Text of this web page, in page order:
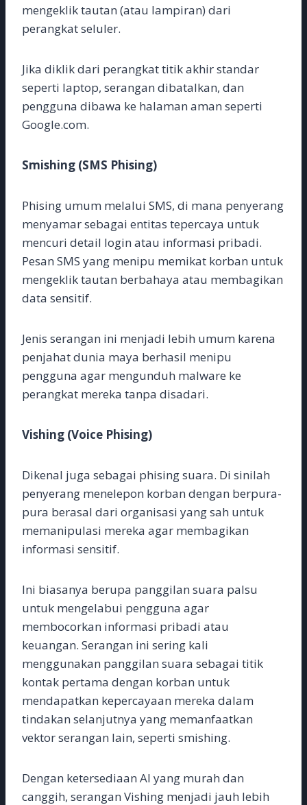
mengeklik tautan (atau lampiran) dari
perangkat seluler.
Jika diklik dari perangkat titik akhir standar
seperti laptop, serangan dibatalkan, dan
pengguna dibawa ke halaman aman seperti
Google.com.
Smishing (SMS Phising)
Phising umum melalui SMS, di mana penyerang
menyamar sebagai entitas tepercaya untuk
mencuri detail login atau informasi pribadi.
Pesan SMS yang menipu memikat korban untuk
mengeklik tautan berbahaya atau membagikan
data sensitif.
Jenis serangan ini menjadi lebih umum karena
penjahat dunia maya berhasil menipu
pengguna agar mengunduh malware ke
perangkat mereka tanpa disadari.
Vishing (Voice Phising)
Dikenal juga sebagai phising suara. Di sinilah
penyerang menelepon korban dengan berpura-
pura berasal dari organisasi yang sah untuk
memanipulasi mereka agar membagikan
informasi sensitif.
Ini biasanya berupa panggilan suara palsu
untuk mengelabui pengguna agar
membocorkan informasi pribadi atau
keuangan. Serangan ini sering kali
menggunakan panggilan suara sebagai titik
kontak pertama dengan korban untuk
mendapatkan kepercayaan mereka dalam
tindakan selanjutnya yang memanfaatkan
vektor serangan lain, seperti smishing.
Dengan ketersediaan AI yang murah dan
canggih, serangan Vishing menjadi jauh lebih